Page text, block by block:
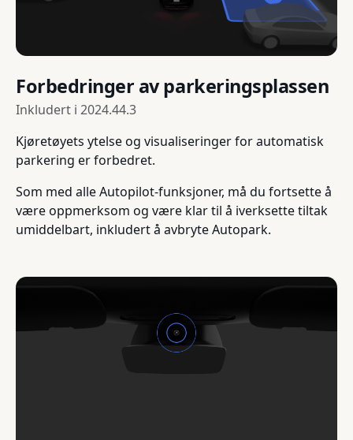
Forbedringer av parkeringsplassen
Inkludert i 2024.44.3
Kjøretøyets ytelse og visualiseringer for automatisk
parkering er forbedret.
Som med alle Autopilot-funksjoner, må du fortsette å
være oppmerksom og være klar til å iverksette tiltak
umiddelbart, inkludert å avbryte Autopark.